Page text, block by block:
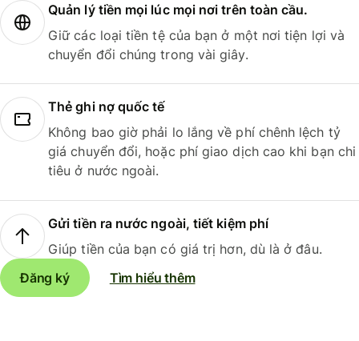
Quản lý tiền mọi lúc mọi nơi trên toàn cầu.
Giữ các loại tiền tệ của bạn ở một nơi tiện lợi và
chuyển đổi chúng trong vài giây.
Thẻ ghi nợ quốc tế
Không bao giờ phải lo lắng về phí chênh lệch tỷ
giá chuyển đổi, hoặc phí giao dịch cao khi bạn chi
tiêu ở nước ngoài.
Gửi tiền ra nước ngoài, tiết kiệm phí
Giúp tiền của bạn có giá trị hơn, dù là ở đâu.
Đăng ký
Tìm hiểu thêm